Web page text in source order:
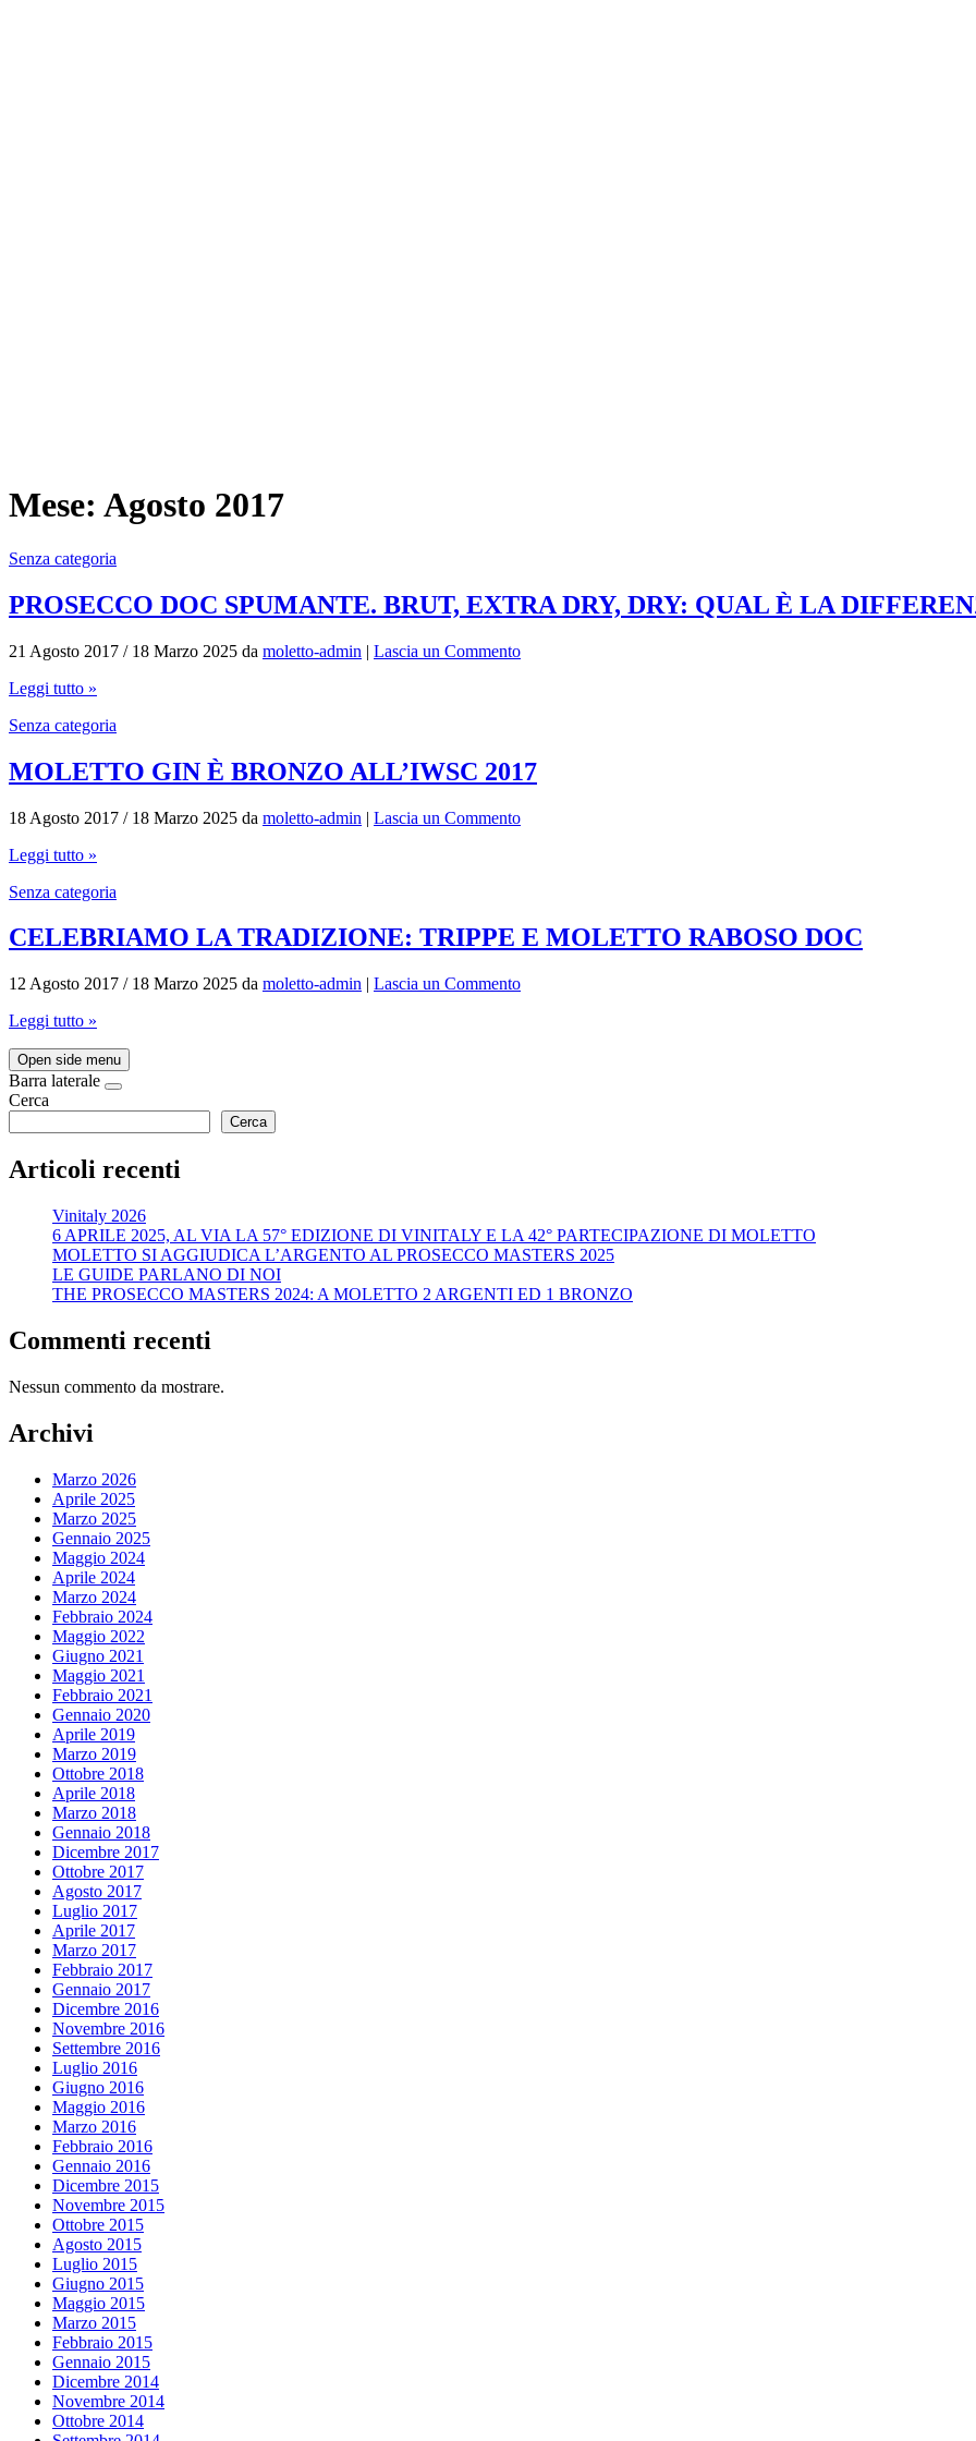
Mese: Agosto 2017
Senza categoria
PROSECCO DOC SPUMANTE. BRUT, EXTRA DRY, DRY: QUAL È LA
21 Agosto 2017 / 18 Marzo 2025 da moletto-admin | Lascia un Commento
Leggi tutto »
Senza categoria
MOLETTO GIN È BRONZO ALL’IWSC 2017
18 Agosto 2017 / 18 Marzo 2025 da moletto-admin | Lascia un Commento
Leggi tutto »
Senza categoria
CELEBRIAMO LA TRADIZIONE: TRIPPE E MOLETTO RABOSO DOC
12 Agosto 2017 / 18 Marzo 2025 da moletto-admin | Lascia un Commento
Leggi tutto »
Open side menu
Barra laterale
Cerca
Cerca
Articoli recenti
Vinitaly 2026
6 APRILE 2025, AL VIA LA 57° EDIZIONE DI VINITALY E LA 42° PARTECIPAZIONE DI MOLETTO
MOLETTO SI AGGIUDICA L’ARGENTO AL PROSECCO MASTERS 2025
LE GUIDE PARLANO DI NOI
THE PROSECCO MASTERS 2024: A MOLETTO 2 ARGENTI ED 1 BRONZO
Commenti recenti
Nessun commento da mostrare.
Archivi
Marzo 2026
Aprile 2025
Marzo 2025
Gennaio 2025
Maggio 2024
Aprile 2024
Marzo 2024
Febbraio 2024
Maggio 2022
Giugno 2021
Maggio 2021
Febbraio 2021
Gennaio 2020
Aprile 2019
Marzo 2019
Ottobre 2018
Aprile 2018
Marzo 2018
Gennaio 2018
Dicembre 2017
Ottobre 2017
Agosto 2017
Luglio 2017
Aprile 2017
Marzo 2017
Febbraio 2017
Gennaio 2017
Dicembre 2016
Novembre 2016
Settembre 2016
Luglio 2016
Giugno 2016
Maggio 2016
Marzo 2016
Febbraio 2016
Gennaio 2016
Dicembre 2015
Novembre 2015
Ottobre 2015
Agosto 2015
Luglio 2015
Giugno 2015
Maggio 2015
Marzo 2015
Febbraio 2015
Gennaio 2015
Dicembre 2014
Novembre 2014
Ottobre 2014